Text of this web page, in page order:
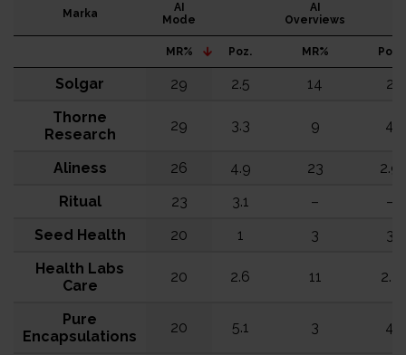
Marka
AI
Mode
AI
Overviews
MR% Poz. MR% Poz.
Solgar 29 2.5 14
2
Thorne
Research
29 3.3 9 4
Aliness 26 4.9 23
2.9
Ritual
23 3.1 –
–
Seed Health
20 1 3
3
Health Labs
Care
20 2.6 11 2.2
Pure
Encapsulations
20 5.1 3 4